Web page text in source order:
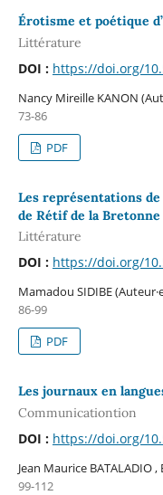
Érotisme et poétique
Littérature
DOI : https://doi.org/
Nancy Mireille KANON
73-86
PDF
Les représentations
de Rétif de la Bretonne
Littérature
DOI : https://doi.org/
Mamadou SIDIBE
86-99
PDF
Les journaux en
Communicationtion
DOI : https://doi.org/
Jean Maurice BATALADIO
99-112